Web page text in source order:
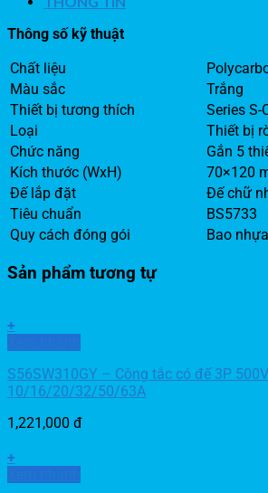
Thông số kỹ thuật
Chất liệu
Màu sắc
Trắng
Thiết bị tương thích
Series S-
Loại
Thiết bị
Chức năng
Gắn 5
Kích thước (WxH)
70×120
Đế lắp đặt
Đế chữ
Tiêu chuẩn
BS5733
Quy cách đóng gói
Bao nhựa
Sản phẩm tương tự
+
S56SW310GY – Công tắc có đế 3P
10/16/20/32/50/63A
1,221,000 đ
+